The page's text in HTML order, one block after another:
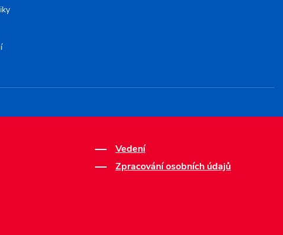
Vedení
Zpracování osobních údajů